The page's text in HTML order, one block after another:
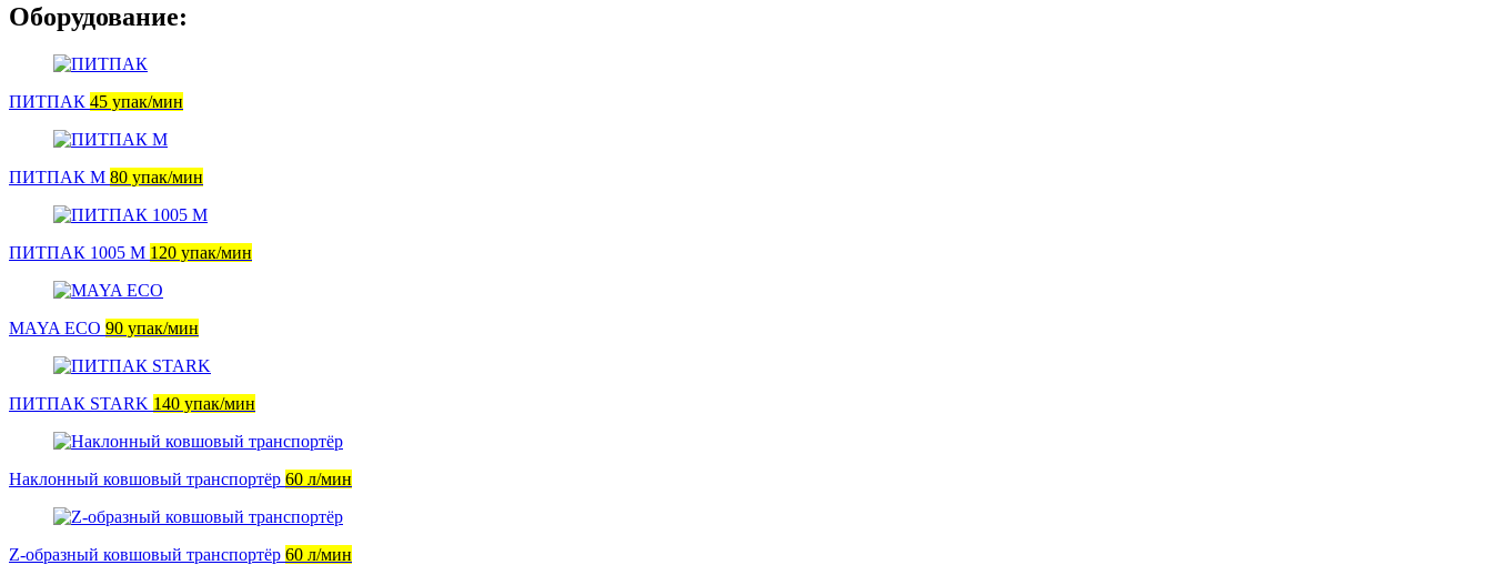
Оборудование:
ПИТПАК 45 упак/мин
ПИТПАК М 80 упак/мин
ПИТПАК 1005 М 120 упак/мин
MAYA ECO 90 упак/мин
ПИТПАК STARK 140 упак/мин
Наклонный ковшовый транспортёр 60 л/мин
Z-образный ковшовый транспортёр 60 л/мин